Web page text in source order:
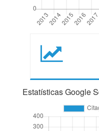
Estatísticas Google